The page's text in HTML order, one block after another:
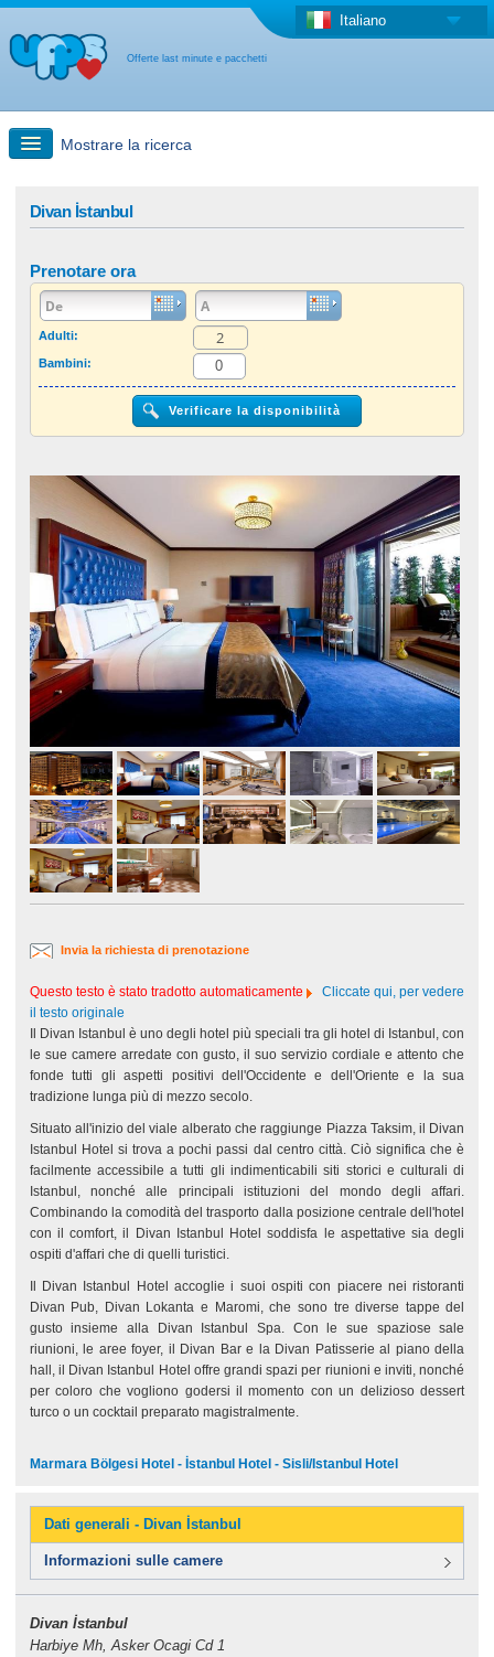
Offerte last minute e pacchetti
Italiano
Mostrare la ricerca
Offerta last minute + Offerta forfettaria
Altro paese
Divan İstanbul
Prenotare ora
Adulti:
Bambini:
Invia la richiesta di prenotazione
Questo testo è stato tradotto automaticamente
Cliccate qui, per vedere
il testo originale
Il Divan Istanbul è uno degli hotel più speciali tra gli hotel di Istanbul, con
le sue camere arredate con gusto, il suo servizio cordiale e attento che
fonde tutti gli aspetti positivi dell'Occidente e dell'Oriente e la sua
tradizione lunga più di mezzo secolo.
Situato all'inizio del viale alberato che raggiunge Piazza Taksim, il Divan
Istanbul Hotel si trova a pochi passi dal centro città. Ciò significa che è
facilmente accessibile a tutti gli indimenticabili siti storici e culturali di
Istanbul, nonché alle principali istituzioni del mondo degli affari.
Combinando la comodità del trasporto dalla posizione centrale dell'hotel
con il comfort, il Divan Istanbul Hotel soddisfa le aspettative sia degli
ospiti d'affari che di quelli turistici.
Il Divan Istanbul Hotel accoglie i suoi ospiti con piacere nei ristoranti
Divan Pub, Divan Lokanta e Maromi, che sono tre diverse tappe del
gusto insieme alla Divan Istanbul Spa. Con le sue spaziose sale
riunioni, le aree foyer, il Divan Bar e la Divan Patisserie al piano della
hall, il Divan Istanbul Hotel offre grandi spazi per riunioni e inviti, nonché
per coloro che vogliono godersi il momento con un delizioso dessert
turco o un cocktail preparato magistralmente.
Marmara Bölgesi Hotel - İstanbul Hotel - Sisli/Istanbul Hotel
Dati generali - Divan İstanbul
Informazioni sulle camere
Divan İstanbul
Harbiye Mh, Asker Ocagi Cd 1